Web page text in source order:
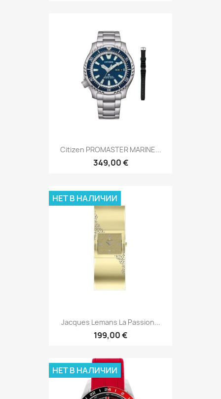
Citizen PROMASTER MARINE...
349,00 €
Jacques Lemans La Passion...
199,00 €
НЕТ В НАЛИЧИИ
НЕТ В НАЛИЧИИ